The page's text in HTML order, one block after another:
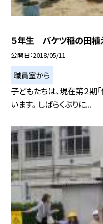
５年生 バケツ稲の田植
公開日 2018/05/11
職員室から
子どもたちは、現在第２期
います。 しばらくぶりに...